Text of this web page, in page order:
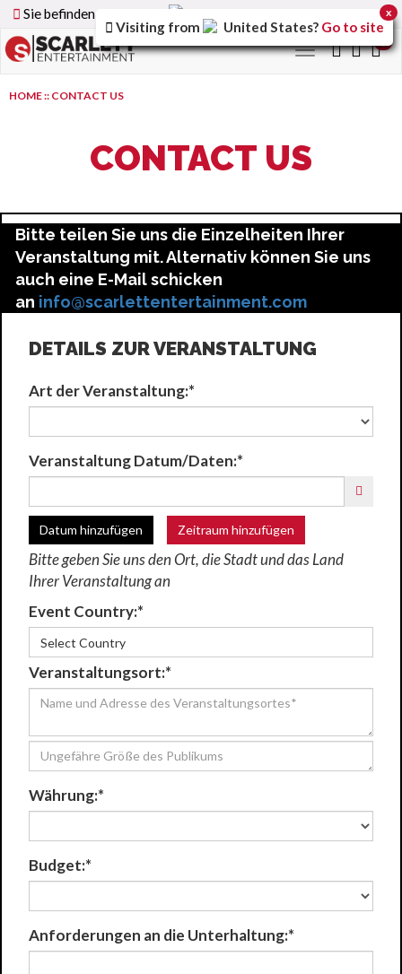
Sie befinden sich auf der Version der Website
Toggle
navigation
HOME:: CONTACT US
CONTACT US
Bitte teilen Sie uns die Einzelheiten Ihrer
Veranstaltung mit. Alternativ können Sie uns
auch eine E-Mail schicken
an info@scarlettentertainment.com
DETAILS ZUR VERANSTALTUNG
Art der Veranstaltung:*
Veranstaltung Datum/Daten:*
Datum hinzufügen Zeitraum hinzufügen
Bitte geben Sie uns den Ort, die Stadt und das Land
Ihrer Veranstaltung an
Event Country:*
Select Country
Veranstaltungsort:*
Währung:*
Budget:*
Anforderungen an die Unterhaltung:*
Visiting from United States? Go to site
x